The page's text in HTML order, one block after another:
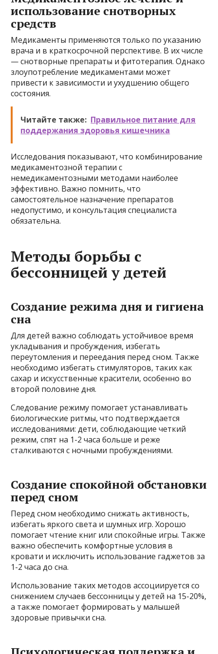
использование снотворных
средств
Медикаменты применяются только по указанию
врача и в краткосрочной перспективе. В их числе
— снотворные препараты и фитотерапия. Однако
злоупотребление медикаментами может
привести к зависимости и ухудшению общего
состояния.
Читайте также: Правильное питание для
поддержания здоровья кишечника
Исследования показывают, что комбинирование
медикаментозной терапии с
немедикаментозными методами наиболее
эффективно. Важно помнить, что
самостоятельное назначение препаратов
недопустимо, и консультация специалиста
обязательна.
Методы борьбы с
бессонницей у детей
Создание режима дня и гигиена
сна
Для детей важно соблюдать устойчивое время
укладывания и пробуждения, избегать
переутомления и переедания перед сном. Также
необходимо избегать стимуляторов, таких как
сахар и искусственные красители, особенно во
второй половине дня.
Следование режиму помогает устанавливать
биологические ритмы, что подтверждается
исследованиями: дети, соблюдающие четкий
режим, спят на 1-2 часа больше и реже
сталкиваются с ночными пробуждениями.
Создание спокойной обстановки
перед сном
Перед сном необходимо снижать активность,
избегать яркого света и шумных игр. Хорошо
помогает чтение книг или спокойные игры. Также
важно обеспечить комфортные условия в
кровати и исключить использование гаджетов за
1-2 часа до сна.
Использование таких методов ассоциируется со
снижением случаев бессонницы у детей на 15-20%,
а также помогает формировать у малышей
здоровые привычки сна.